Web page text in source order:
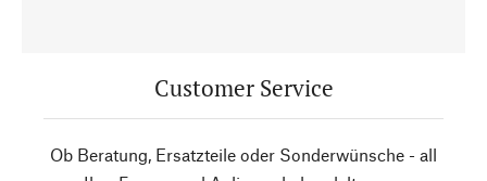
Customer Service
Ob Beratung, Ersatzteile oder Sonderwünsche - all